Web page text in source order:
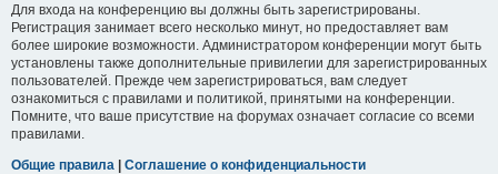
Для входа на конференцию вы должны быть зарегистрированы.
Регистрация занимает всего несколько минут, но предоставляет вам
более широкие возможности. Администратором конференции могут быть
установлены также дополнительные привилегии для зарегистрированных
пользователей. Прежде чем зарегистрироваться, вам следует
ознакомиться с правилами и политикой, принятыми на конференции.
Помните, что ваше присутствие на форумах означает согласие со всеми
правилами.
Общие правила | Соглашение о конфиденциальности